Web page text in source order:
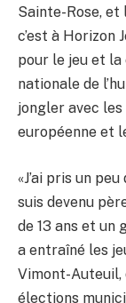
Sainte-Rose, et
c’est à Horizon
pour le jeu et la
nationale de
jongler avec
européenne et
«J’ai pris un
suis devenu
de 13 ans et un
a entraîné les
Vimont-Auteuil,
élections